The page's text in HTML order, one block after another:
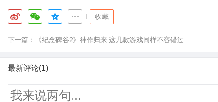
收藏
下一篇： 《纪念碑谷2》神作归来 这几款游戏同样不容错过
最新评论(1)